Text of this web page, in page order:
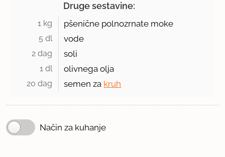
Druge sestavine:
1 kg pšenične polnozrnate moke
5 dl vode
2 dag soli
1 dl olivnega olja
20 dag semen za kruh
Način za kuhanje